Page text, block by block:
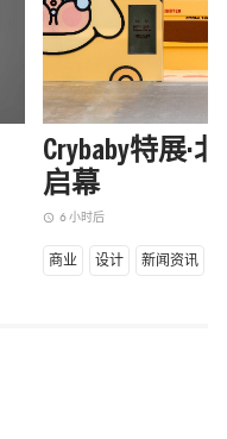
Crybaby特展·
启幕
access_time 6 小时后
商业 设计 新闻资讯